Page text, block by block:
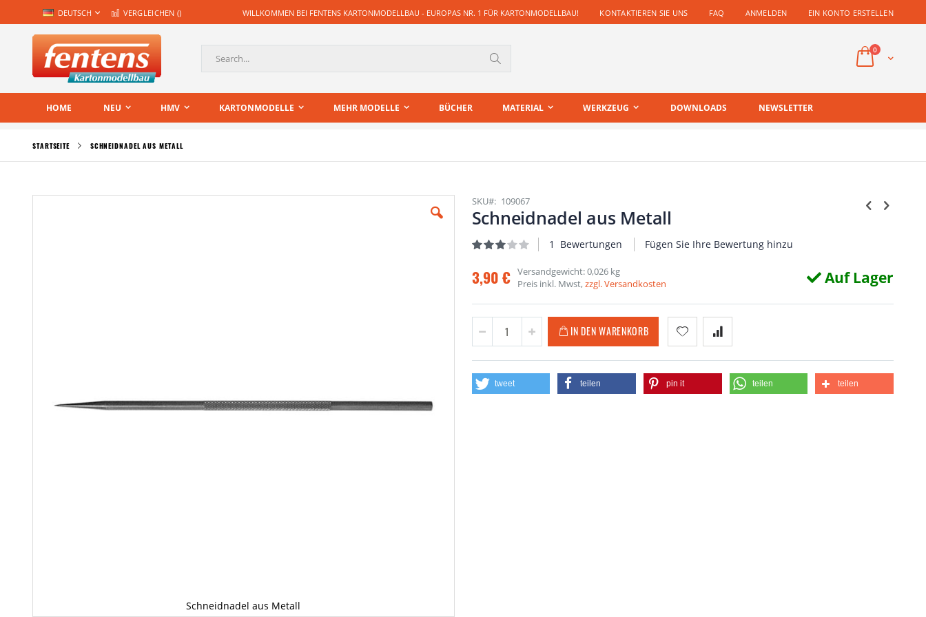
Zum
Inhalt
springen
SPRACHEDEUTSCH WILLKOMMEN BEI FENTENS KARTONMODELLBAU - EUROPAS NR. 1 FÜR KARTONMODELLBAU! KONTAKTIEREN SIE UNS
VERGLEICHEN () FAQ ANMELDEN EIN KONTO ERSTELLEN
Cart
0Artikel
HOME NEU HMV KARTONMODELLE MEHR MODELLE BÜCHER MATERIAL WERKZEUG DOWNLOADS NEWSLETTER
STARTSEITE SCHNEIDNADEL AUS METALL
Schneidnadel aus Metall
SKU 109067
Schneidnadel aus Metall
Bewertung:
1 Bewertungen Fügen Sie Ihre Bewertung hinzu
3,90 € Versandgewicht: 0,026 kg
Preis inkl. Mwst,zzgl. Versandkosten Auf Lager
IN DEN WARENKORB
tweet teilen pin it teilen teilen